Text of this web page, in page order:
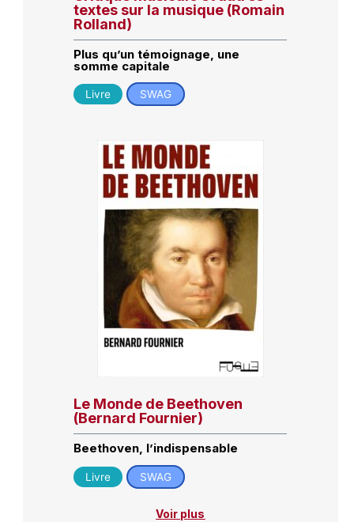
textes sur la musique (Romain
Rolland)
Plus qu’un témoignage, une
somme capitale
Livre SWAG
Le Monde de Beethoven
(Bernard Fournier)
Beethoven, l’indispensable
Livre SWAG
Voir plus